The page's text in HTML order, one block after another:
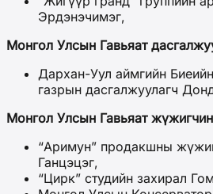
Эрдэнэчимэг,
Монгол Улсын Гавьяат
Дархан-Уул аймгийн
газрын дасгалжуулагч
Монгол Улсын Гавьяат
“Аримун” продакшны
Ганцэцэг,
“Цирк” студийн захирал